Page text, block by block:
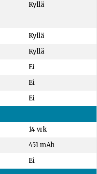
Kyllä
Kyllä
Kyllä
Ei
Ei
Ei
14 vrk
451 mAh
Ei